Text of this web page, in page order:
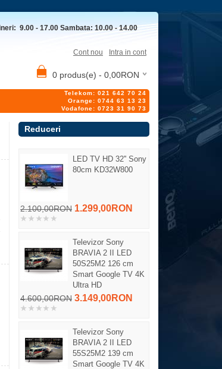
9.00 - 17.00 Sambata: 10.00 - 14.00
Cont nou Intra in cont
0 produs(e) - 0,00RON
Telekom: 021 642 70 24
Orange: 0744 63 13 23
Vodafone: 0723 31 90 73
Reduceri
LED TV HD 32'' Sony
80cm KD32W800
2.100,00RON 1.299,00RON
Televizor Sony
BRAVIA 2 II LED
50S25M2 126 cm
Smart Google TV 4K
Ultra HD
4.600,00RON 3.149,00RON
Televizor Sony
BRAVIA 2 II LED
55S25M2 139 cm
Smart Google TV 4K